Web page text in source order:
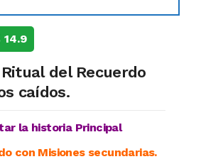
14.9
del Recuerdo
caídos.
la historia Principal
con Misiones secundarias.